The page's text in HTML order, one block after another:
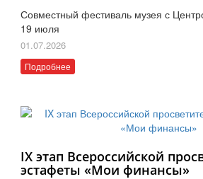
Совместный фестиваль музея с
19 июля
01.07.2026
Подробнее
IX этап Всероссийской
эстафеты «Мои финансы»